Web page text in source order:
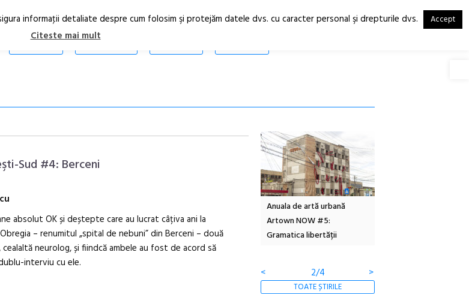
RO
EN
Sud #4: Berceni
absolut OK și deștepte care au lucrat câțiva ani la
– renumitul „spital de nebuni” din Berceni – două
neurolog, și fiindcă ambele au fost de acord să
interviu cu ele.
Awards 2026
Anuala de artă urbană
Artown NOW #5:
Gramatica libertății
< 3/4 >
TOATE ȘTIRILE
informaţii detaliate despre cum folosim şi protejăm datele dvs. cu caracter personal şi drepturile dvs. Accept
Citeste mai mult